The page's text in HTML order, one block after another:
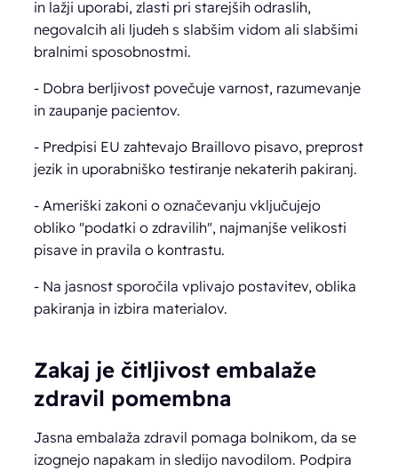
in lažji uporabi, zlasti pri starejših odraslih,
negovalcih ali ljudeh s slabšim vidom ali slabšimi
bralnimi sposobnostmi.
- Dobra berljivost povečuje varnost, razumevanje
in zaupanje pacientov.
- Predpisi EU zahtevajo Braillovo pisavo, preprost
jezik in uporabniško testiranje nekaterih pakiranj.
- Ameriški zakoni o označevanju vključujejo
obliko "podatki o zdravilih", najmanjše velikosti
pisave in pravila o kontrastu.
- Na jasnost sporočila vplivajo postavitev, oblika
pakiranja in izbira materialov.
Zakaj je čitljivost embalaže
zdravil pomembna
Jasna embalaža zdravil pomaga bolnikom, da se
izognejo napakam in sledijo navodilom. Podpira